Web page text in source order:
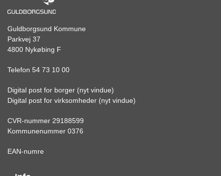
Guldborgsund Kommune
Parkvej 37
4800 Nykøbing F
Telefon 54 73 10 00
Digital post for borger (nyt vindue)
Digital post for virksomheder (nyt vindue)
CVR-nummer 29188599
Kommunenummer 0376
EAN-numre